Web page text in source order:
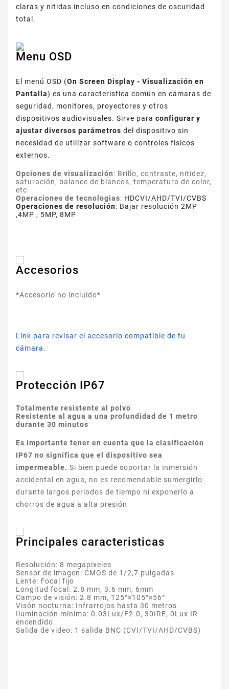
claras y nitidas incluso en condiciones de oscuridad
total.
Menu OSD
El menú OSD (On Screen Display - Visualización en
Pantalla) es una caracteristica común en cámaras de
seguridad, monitores, proyectores y otros
dispositivos audiovisuales. Sirve para configurar y
ajustar diversos parámetros del dispositivo sin
necesidad de utilizar software o controles fisicos
externos.
Opciones de visualización: Brillo, contraste, nitidez,
saturación, balance de blancos, temperatura de color,
etc.
Operaciones de tecnologias: HDCVI/AHD/TVI/CVBS
Operaciones de resolución: Bajar resolución 2MP
,4MP , 5MP, 8MP
Accesorios
*Accesorio no incluido*
Link para revisar el accesorio compatible de tu
cámara.
Protección IP67
Totalmente resistente al polvo
Resistente al agua a una profundidad de 1 metro
durante 30 minutos
Es importante tener en cuenta que la clasificación
IP67 no significa que el dispositivo sea
impermeable. Si bien puede soportar la inmersión
accidental en agua, no es recomendable sumergirlo
durante largos periodos de tiempo ni exponerlo a
chorros de agua a alta presión
Principales caracteristicas
Resolución: 8 megapixeles
Sensor de imagen: CMOS de 1/2,7 pulgadas
Lente: Focal fijo
Longitud focal: 2.8 mm; 3.6 mm; 6mm
Campo de visión: 2.8 mm, 125°×105°×56°
Visón nocturna: Infrarrojos hasta 30 metros
Iluminación minima: 0.03Lux/F2.0, 30IRE, 0Lux IR
encendido
Salida de video: 1 salida BNC (CVI/TVI/AHD/CVBS)